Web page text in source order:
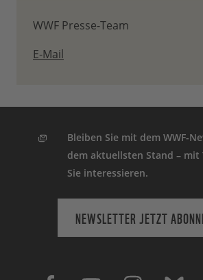
WWF Presse-Team
E-Mail
Bleiben Sie mit dem WWF-
dem aktuellsten Stand – mit
Sie interessieren.
NEWSLETTER JETZT